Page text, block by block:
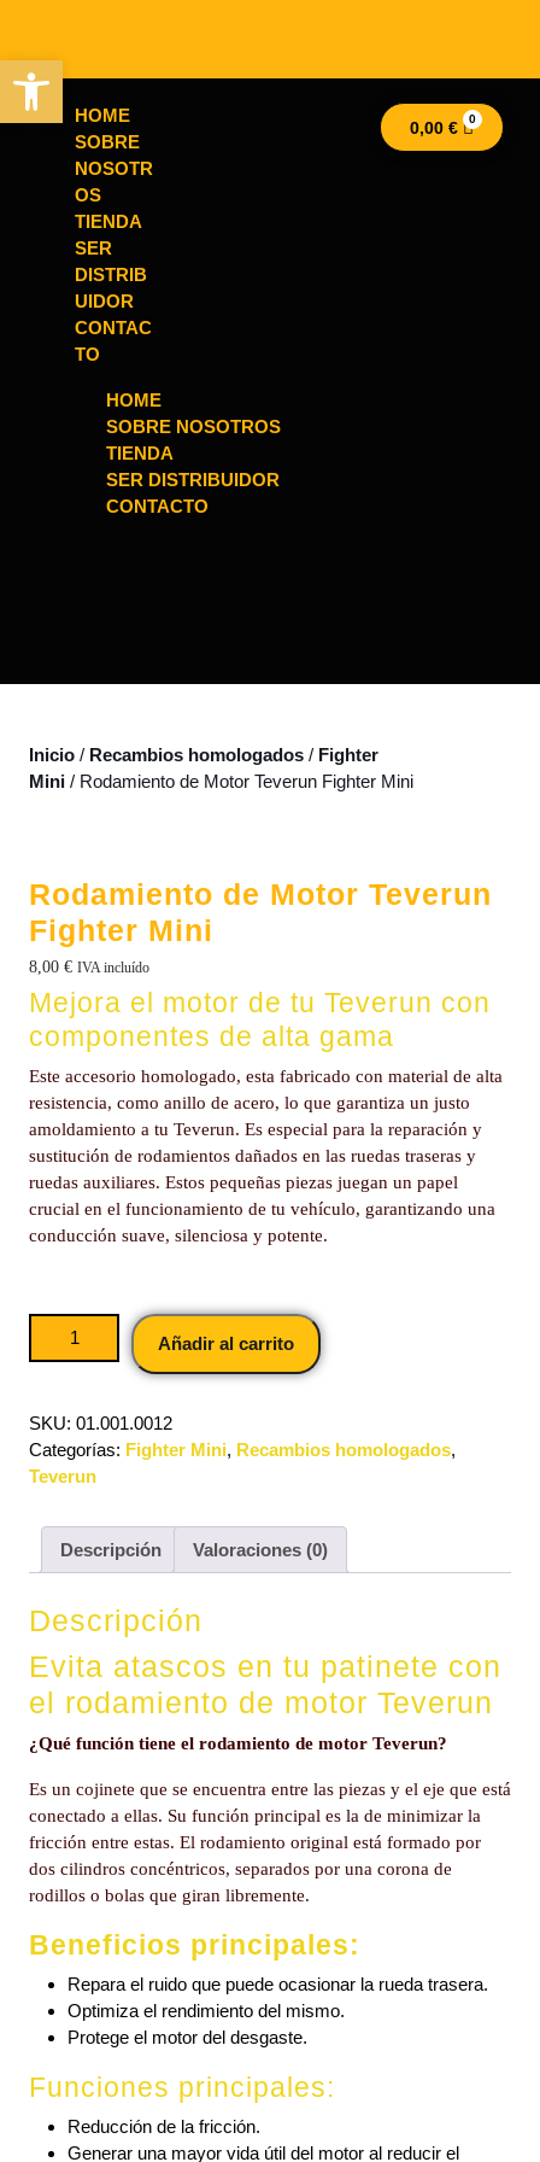
HOME
SOBRE
NOSOTR
OS
TIENDA
SER
DISTRIB
UIDOR
CONTAC
TO
HOME
SOBRE NOSOTROS
TIENDA
SER DISTRIBUIDOR
CONTACTO
0,00 €
Inicio / Recambios homologados / Fighter
Mini / Rodamiento de Motor Teverun Fighter Mini
Rodamiento de Motor Teverun
Fighter Mini
8,00 € IVA incluído
Mejora el motor de tu Teverun con
componentes de alta gama
Este accesorio homologado, esta fabricado con material de alta
resistencia, como anillo de acero, lo que garantiza un justo
amoldamiento a tu Teverun. Es especial para la reparación y
sustitución de rodamientos dañados en las ruedas traseras y
ruedas auxiliares. Estos pequeñas piezas juegan un papel
crucial en el funcionamiento de tu vehículo, garantizando una
conducción suave, silenciosa y potente.
Añadir al carrito
SKU: 01.001.0012
Categorías: Fighter Mini, Recambios homologados,
Teverun
Descripción Valoraciones (0)
Descripción
Evita atascos en tu patinete con
el rodamiento de motor Teverun
¿Qué función tiene el rodamiento de motor Teverun?
Es un cojinete que se encuentra entre las piezas y el eje que está
conectado a ellas. Su función principal es la de minimizar la
fricción entre estas. El rodamiento original está formado por
dos cilindros concéntricos, separados por una corona de
rodillos o bolas que giran libremente.
Beneficios principales:
Repara el ruido que puede ocasionar la rueda trasera.
Optimiza el rendimiento del mismo.
Protege el motor del desgaste.
Funciones principales:
Reducción de la fricción.
Generar una mayor vida útil del motor al reducir el
Abrir barra de herramientas